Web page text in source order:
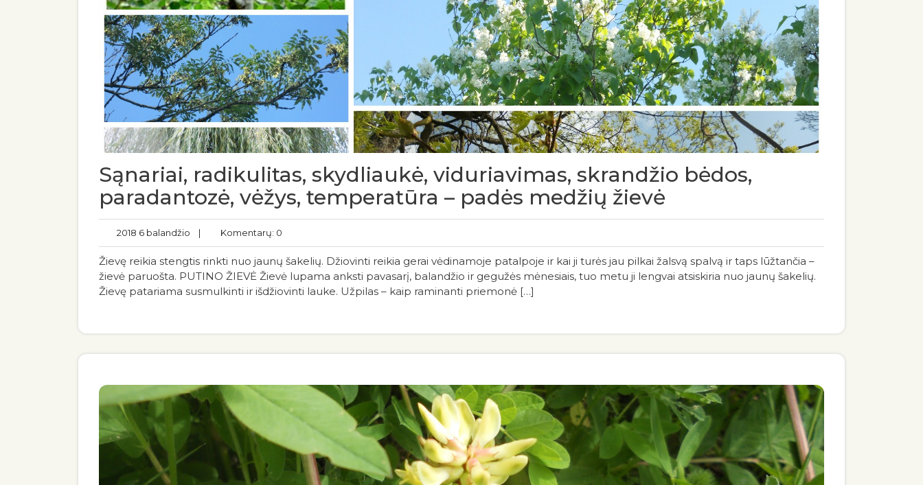
Sąnariai, radikulitas, skydliaukė, viduriavimas, skrandžio bėdos,
paradantozė, vėžys, temperatūra – padės medžių žievė
2018 6 balandžio | Komentarų: 0
Žievę reikia stengtis rinkti nuo jaunų šakelių. Džiovinti reikia gerai vėdinamoje patalpoje ir kai ji turės jau pilkai žalsvą spalvą ir taps lūžtančia –
žievė paruošta. PUTINO ŽIEVĖ Žievė lupama anksti pavasarį, balandžio ir gegužės mėnesiais, tuo metu ji lengvai atsiskiria nuo jaunų šakelių.
Žievę patariama susmulkinti ir išdžiovinti lauke. Užpilas – kaip raminanti priemonė […]